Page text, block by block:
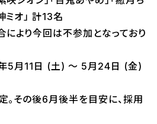
ミオ」 計13名
より今回は不参加となっており
5月11日 (土) ～ 5月24日 (金)
その後6月後半を目安に、採用